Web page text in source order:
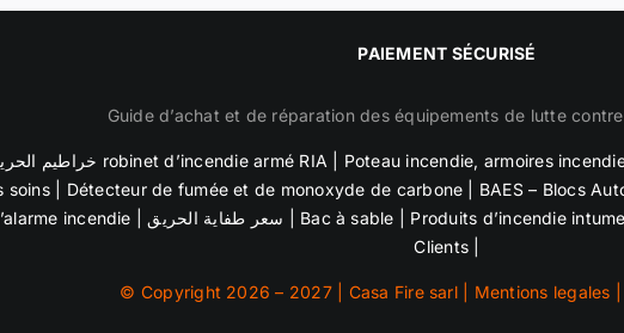
PAIEMENT SÉCURISÉ
Guide d’achat et de réparation des équipements de lutte
خراطيم الحريق robinet d’incendie armé RIA Poteau incendie, armoires
soins | Détecteur de fumée et de monoxyde de carbone | BAES – Blocs
incendie سعر طفاية الحريق Bac à sable | Produits d’incendie
Clients
© Copyright 2026 – 2027 | Casa Fire sarl | Mentions legales